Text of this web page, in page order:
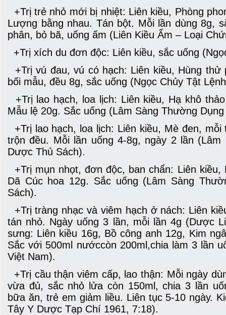
+Trị trẻ nhỏ mới bị nhiệt: Liên kiều, Phòng
Lượng bằng nhau. Tán bột. Mỗi lần dùng 8g,
phân, bỏ bã, uống ấm (Liên Kiều Ẩm – Loại
+Trị xích du đơn độc: Liên kiều, sắc uống
+Trị vú đau, vú có hạch: Liên kiều, Hùng thử
bối mẫu, đều 8g, sắc uống (Ngọc Chủy Tật
+Trị lao hạch, loa lịch: Liên kiều, Hạ khô
Mẫu lệ 20g. Sắc uống (Lâm Sàng Thường
+Trị lao hạch, loa lịch: Liên kiều, Mè đen,
trộn đều. Mỗi lần uống 4-8g, ngày 2 lần (Lâm
Dược Thủ Sách).
+Trị mụn nhọt, đơn độc, ban chẩn: Liên kiều,
Dã Cúc hoa 12g. Sắc uống (Lâm Sàng
Sách).
+Trị tràng nhạc và viêm hạch ở nách: Liên
tán nhỏ. Ngày uống 3 lần, mỗi lần 4g
sưng: Liên kiều 16g, Bồ công anh 12g, Kim
Sắc với 500ml nướccòn 200ml,chia làm 3 lần
Việt Nam).
+Trị cầu thận viêm cấp, lao thận: Mỗi ngày
vừa đủ, sắc nhỏ lửa còn 150ml, chia 3 lần
bữa ăn, trẻ em giảm liều. Liên tục 5-10 ngày.
Tây Y Dược Tạp Chí 1961, 7:18).